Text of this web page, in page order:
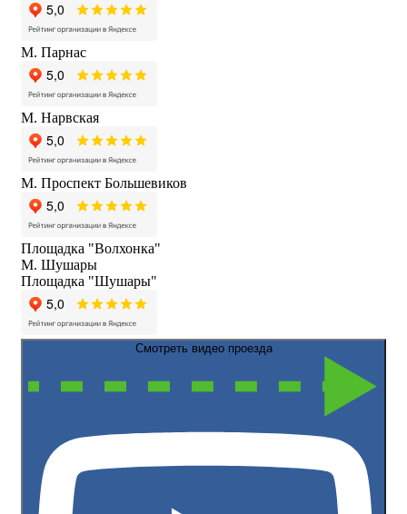
М. Парнас
М. Нарвская
М. Проспект Большевиков
Площадка "Волхонка"
М. Шушары
Площадка "Шушары"
Смотреть видео проезда